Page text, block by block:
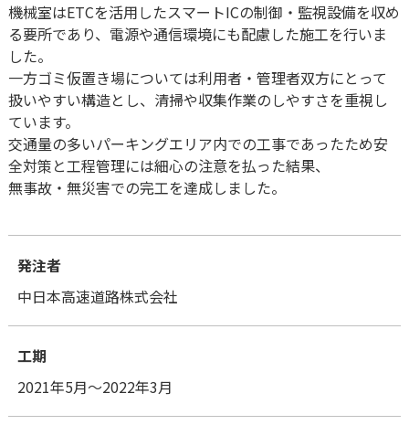
機械室はETCを活用したスマートICの制御・監視設備を収め
る要所であり、電源や通信環境にも配慮した施工を行いま
した。
一方ゴミ仮置き場については利用者・管理者双方にとって
扱いやすい構造とし、清掃や収集作業のしやすさを重視し
ています。
交通量の多いパーキングエリア内での工事であったため安
全対策と工程管理には細心の注意を払った結果、
無事故・無災害での完工を達成しました。
発注者
中日本高速道路株式会社
工期
2021年5月～2022年3月